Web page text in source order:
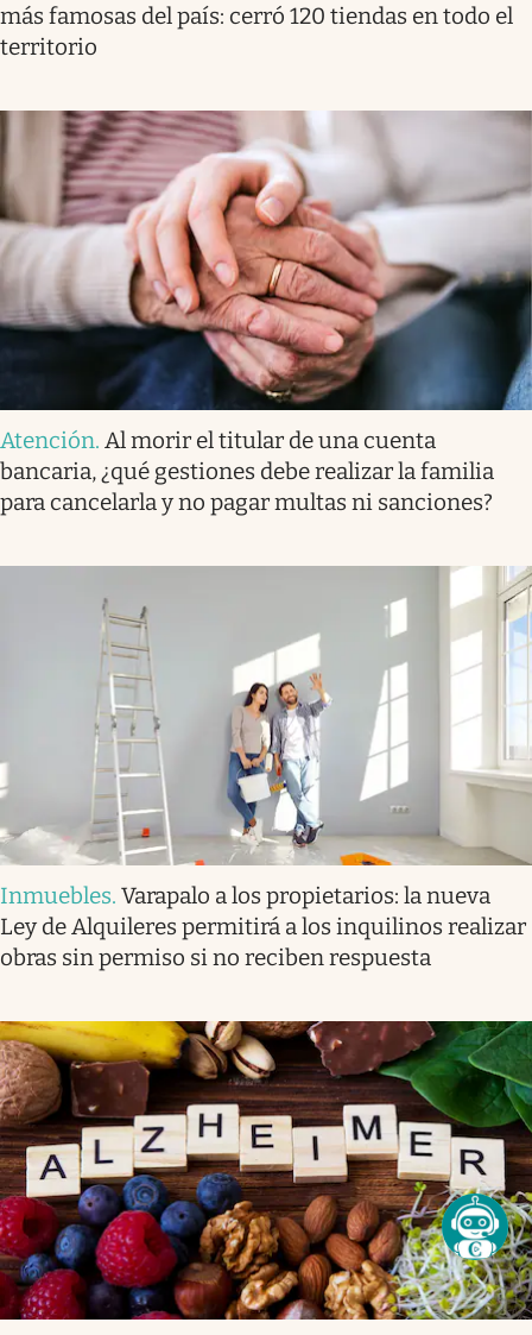
más famosas del país: cerró 120 tiendas en todo el
territorio
Atención. Al morir el titular de una cuenta
bancaria, ¿qué gestiones debe realizar la familia
para cancelarla y no pagar multas ni sanciones?
Inmuebles. Varapalo a los propietarios: la nueva
Ley de Alquileres permitirá a los inquilinos realizar
obras sin permiso si no reciben respuesta